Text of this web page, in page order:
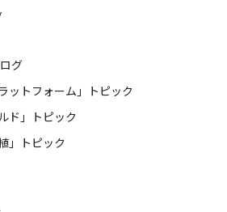
グ
ットフォーム」トピック
ド」トピック
」トピック